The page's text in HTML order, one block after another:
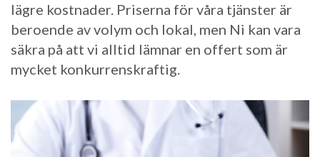
lägre kostnader. Priserna för våra tjänster är
beroende av volym och lokal, men Ni kan vara
säkra på att vi alltid lämnar en offert som är
mycket konkurrenskraftig.